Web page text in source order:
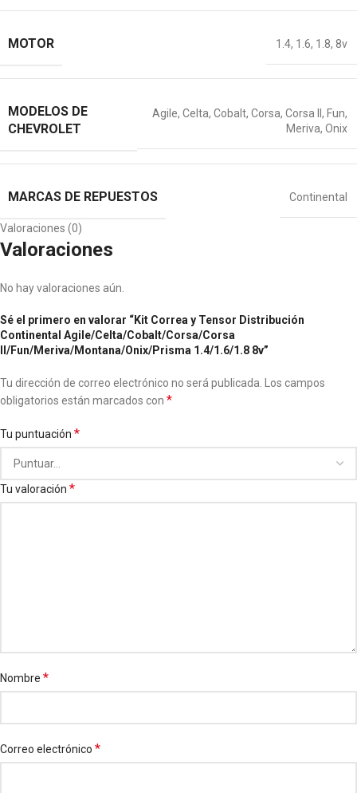
MOTOR 1.4, 1.6, 1.8, 8v
MODELOS DE
CHEVROLET
Agile, Celta, Cobalt, Corsa, Corsa II, Fun,
Meriva, Onix
MARCAS DE REPUESTOS Continental
Valoraciones (0)
Valoraciones
No hay valoraciones aún.
Sé el primero en valorar “Kit Correa y Tensor Distribución
Continental Agile/Celta/Cobalt/Corsa/Corsa
II/Fun/Meriva/Montana/Onix/Prisma 1.4/1.6/1.8 8v”
Tu dirección de correo electrónico no será publicada.
Los campos
obligatorios están marcados con *
Tu puntuación *
Tu valoración *
Nombre *
Correo electrónico *